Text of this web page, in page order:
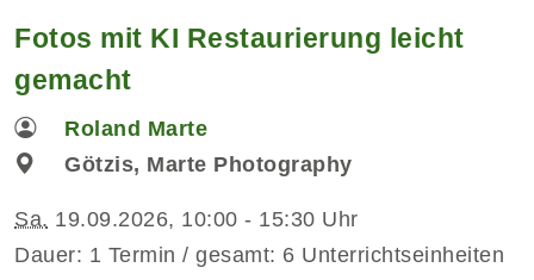
Fotos mit KI Restaurierung leicht
gemacht
Roland Marte
Götzis, Marte Photography
Sa. 19.09.2026, 10:00 - 15:30 Uhr
Dauer: 1 Termin / gesamt: 6 Unterrichtseinheiten